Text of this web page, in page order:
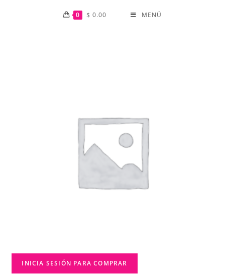
0 $ 0.00 MENÚ
INICIA SESIÓN PARA COMPRAR